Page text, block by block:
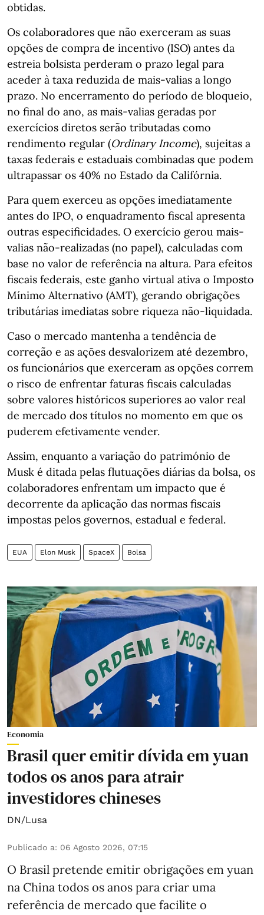
obtidas.
Os colaboradores que não exerceram as suas
opções de compra de incentivo (ISO) antes da
estreia bolsista perderam o prazo legal para
aceder à taxa reduzida de mais-valias a longo
prazo. No encerramento do período de bloqueio,
no final do ano, as mais-valias geradas por
exercícios diretos serão tributadas como
rendimento regular (Ordinary Income), sujeitas a
taxas federais e estaduais combinadas que podem
ultrapassar os 40% no Estado da Califórnia.
Para quem exerceu as opções imediatamente
antes do IPO, o enquadramento fiscal apresenta
outras especificidades. O exercício gerou mais-
valias não-realizadas (no papel), calculadas com
base no valor de referência na altura. Para efeitos
fiscais federais, este ganho virtual ativa o Imposto
Mínimo Alternativo (AMT), gerando obrigações
tributárias imediatas sobre riqueza não-liquidada.
Caso o mercado mantenha a tendência de
correção e as ações desvalorizem até dezembro,
os funcionários que exerceram as opções correm
o risco de enfrentar faturas fiscais calculadas
sobre valores históricos superiores ao valor real
de mercado dos títulos no momento em que os
puderem efetivamente vender.
Assim, enquanto a variação do património de
Musk é ditada pelas flutuações diárias da bolsa, os
colaboradores enfrentam um impacto que é
decorrente da aplicação das normas fiscais
impostas pelos governos, estadual e federal.
EUA Elon Musk SpaceX Bolsa
Economia
Brasil quer emitir dívida em yuan
todos os anos para atrair
investidores chineses
DN/Lusa
Publicado a: 06 Agosto 2026, 07:15
O Brasil pretende emitir obrigações em yuan
na China todos os anos para criar uma
referência de mercado que facilite o